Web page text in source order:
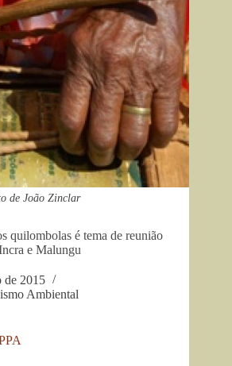
de João Zinclar
quilombolas é tema de reunião
e Malungu
de 2015
Ambiental